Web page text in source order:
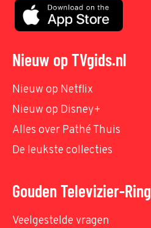
Nieuw op TVgids.nl
Nieuw op Netflix
Nieuw op Disney+
Alles over Pathé Thuis
De leukste collecties
Gouden Televizier-Ring
Veelgestelde vragen